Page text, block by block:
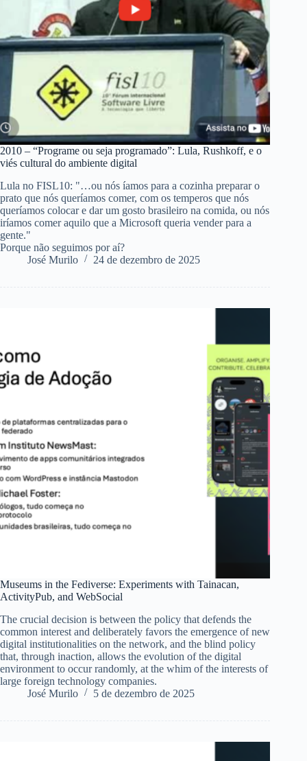
2010 – “Programe ou seja programado”: Lula, Rushkoff, e o
viés cultural do ambiente digital
Lula no FISL10: "…ou nós íamos para a cozinha preparar o
prato que nós queríamos comer, com os temperos que nós
queríamos colocar e dar um gosto brasileiro na comida, ou nós
iríamos comer aquilo que a Microsoft queria vender para a
gente."
Porque não seguimos por aí?
José Murilo
24 de dezembro de 2025
Museums in the Fediverse: Experiments with Tainacan,
ActivityPub, and WebSocial
The crucial decision is between the policy that defends the
common interest and deliberately favors the emergence of new
digital institutionalities on the network, and the blind policy
that, through inaction, allows the evolution of the digital
environment to occur randomly, at the whim of the interests of
large foreign technology companies.
José Murilo
5 de dezembro de 2025